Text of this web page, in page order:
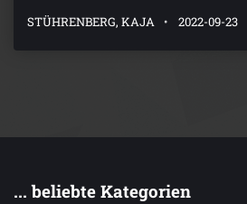
STÜHRENBERG, KAJA 2022-09-23
... beliebte Kategorien